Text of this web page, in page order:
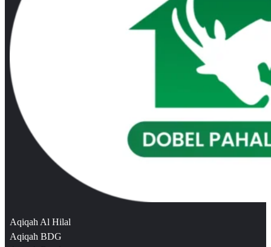
Aqiqah Al Hilal
Aqiqah BDG